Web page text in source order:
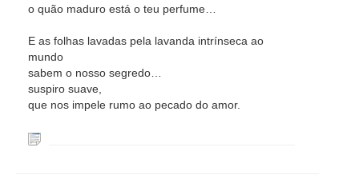
o quão maduro está o teu perfume…
E as folhas lavadas pela lavanda intrínseca ao
mundo
sabem o nosso segredo…
suspiro suave,
que nos impele rumo ao pecado do amor.